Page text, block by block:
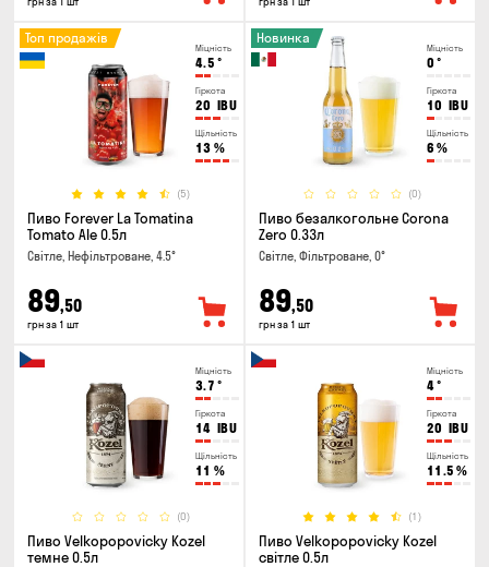
Міцність
4.5 °
Гіркота
20 IBU
Щільність
13 %
(5)
Топ продажів
Пиво Forever La Tomatina
Tomato Ale 0.5л
Світле, Нефільтроване, 4.5°
89,50
грн за 1 шт
Міцність
0 °
Гіркота
10 IBU
Щільність
6 %
(0)
Новинка
Пиво безалкогольне Corona
Zero 0.33л
Світле, Фільтроване, 0°
89,50
грн за 1 шт
Міцність
3.7 °
Гіркота
14 IBU
Щільність
11 %
(0)
Пиво Velkopopovicky Kozel
темне 0.5л
Міцність
4°
Гіркота
20 IBU
Щільність
11.5 %
(1)
Пиво Velkopopovicky Kozel
світле 0.5л